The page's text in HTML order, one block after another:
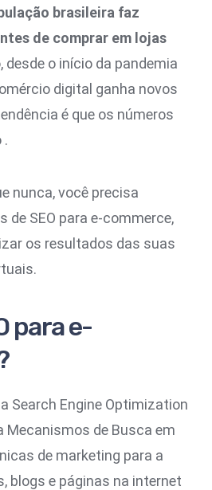
brasileira faz
de comprar em lojas
desde o início da pandemia
digital ganha novos
é que os números
.
nunca, você precisa
de SEO para e-commerce,
os resultados das suas
para e-
Search Engine Optimization
Mecanismos de Busca em
de marketing para a
blogs e páginas na internet